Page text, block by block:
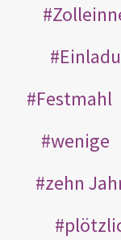
Festmahl
wenige
zehn